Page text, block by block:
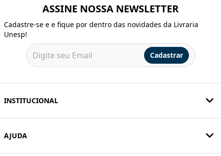
ASSINE NOSSA NEWSLETTER
Cadastre-se e e fique por dentro das novidades da Livraria
Unesp!
Cadastrar
INSTITUCIONAL
AJUDA